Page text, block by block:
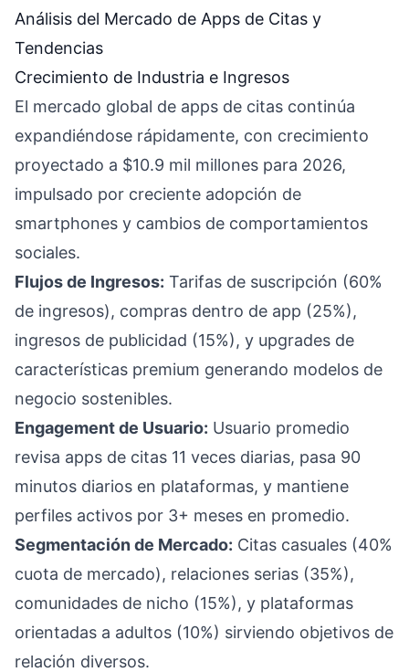
Análisis del Mercado de Apps de Citas y
Tendencias
Crecimiento de Industria e Ingresos
El mercado global de apps de citas continúa
expandiéndose rápidamente, con crecimiento
proyectado a $10.9 mil millones para 2026,
impulsado por creciente adopción de
smartphones y cambios de comportamientos
sociales.
Flujos de Ingresos: Tarifas de suscripción (60%
de ingresos), compras dentro de app (25%),
ingresos de publicidad (15%), y upgrades de
características premium generando modelos de
negocio sostenibles.
Engagement de Usuario: Usuario promedio
revisa apps de citas 11 veces diarias, pasa 90
minutos diarios en plataformas, y mantiene
perfiles activos por 3+ meses en promedio.
Segmentación de Mercado: Citas casuales (40%
cuota de mercado), relaciones serias (35%),
comunidades de nicho (15%), y plataformas
orientadas a adultos (10%) sirviendo objetivos de
relación diversos.